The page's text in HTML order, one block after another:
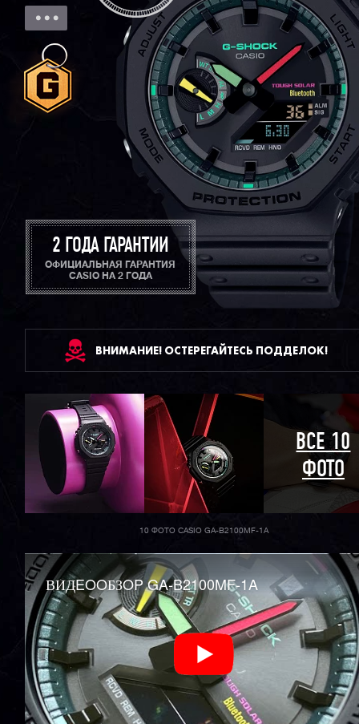
2 ГОДА ГАРАНТИИ
ОФИЦИАЛЬНАЯ ГАРАНТИЯ
CASIO НА 2 ГОДА
ВНИМАНИЕ! ОСТЕРЕГАЙТЕСЬ ПОДДЕЛОК!
ВСЕ 10
ФОТО
10 ФОТО CASIO GA-B2100MF-1A
ВИДEOOБЗOP GA-B2100MF-1A